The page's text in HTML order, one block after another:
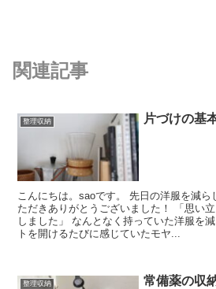
関連記事
整理収納 片づけの基
こんにちは。saoです。 先日の洋服を減
ただきありがとうございました！ 「思い
しました」 なんとなく持っていた洋服を
トを開けるたびに感じていたモヤ...
整理収納 常備薬の収